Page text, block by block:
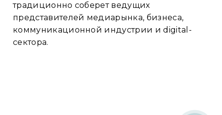
традиционно соберет ведущих
представителей медиарынка, бизнеса,
коммуникационной индустрии и digital-
сектора.